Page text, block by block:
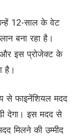
12-साल के वेट
बना रहा है।
और इस प्रोजेक्ट के
है।
से फाइनेंशियल मदद
देगा। इस मदद से
मिलने की उम्मीद